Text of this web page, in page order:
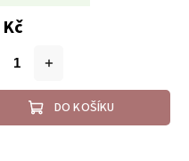
DO KOŠÍKU